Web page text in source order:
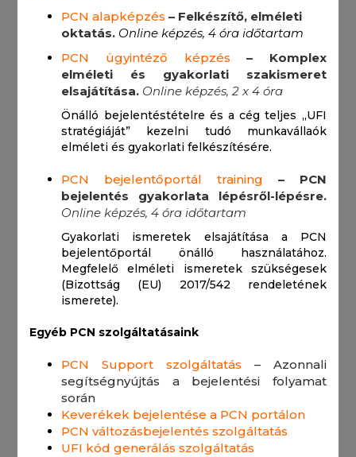
PCN alapképzés – Felkészítő, elméleti
oktatás. Online képzés, 4 óra időtartam
PCN ügyintéző képzés – Komplex
elméleti és gyakorlati szakismeret
elsajátítása. Online képzés, 2 x 4 óra
Önálló bejelentéstételre és a cég teljes „UFI
stratégiáját” kezelni tudó munkavállaók
elméleti és gyakorlati felkészítésére.
PCN bejelentőportál training – PCN
bejelentés gyakorlata lépésről-lépésre.
Online képzés, 4 óra időtartam
Gyakorlati ismeretek elsajátítása a PCN
bejelentőportál önálló használatához.
Megfelelő elméleti ismeretek szükségesek
(Bizottság (EU) 2017/542 rendeletének
ismerete).
Egyéb PCN szolgáltatásaink
PCN Support szolgáltatás – Azonnali
segítségnyújtás a bejelentési folyamat
során
Keverékek bejelentése a PCN portálon
PCN változásbejelentés szolgáltatás
UFI kód generálás szolgáltatás